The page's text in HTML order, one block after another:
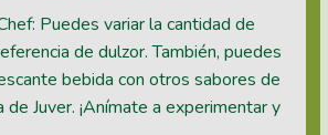
Puedes variar la cantidad de
de dulzor. También, puedes
bebida con otros sabores de
de Juver. ¡Anímate a experimentar y